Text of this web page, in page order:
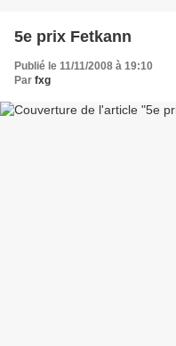
5e prix Fetkann
Publié le 11/11/2008 à 19:10
Par fxg